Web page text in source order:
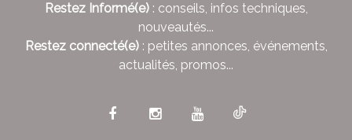
Restez Informé(e): conseils, infos techniques,
nouveautés...
Restez connecté(e): petites annonces, événements,
actualités, promos...